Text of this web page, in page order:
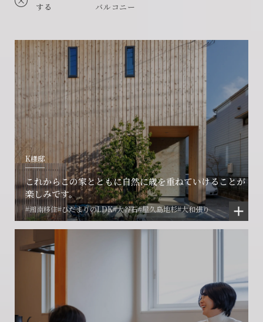
する バルコニー
K様邸
これからこの家とともに自然に歳を重ねていけることが
楽しみです。
#湘南移住#ひだまりのLDK#大谷石#屋久島地杉#大和張り